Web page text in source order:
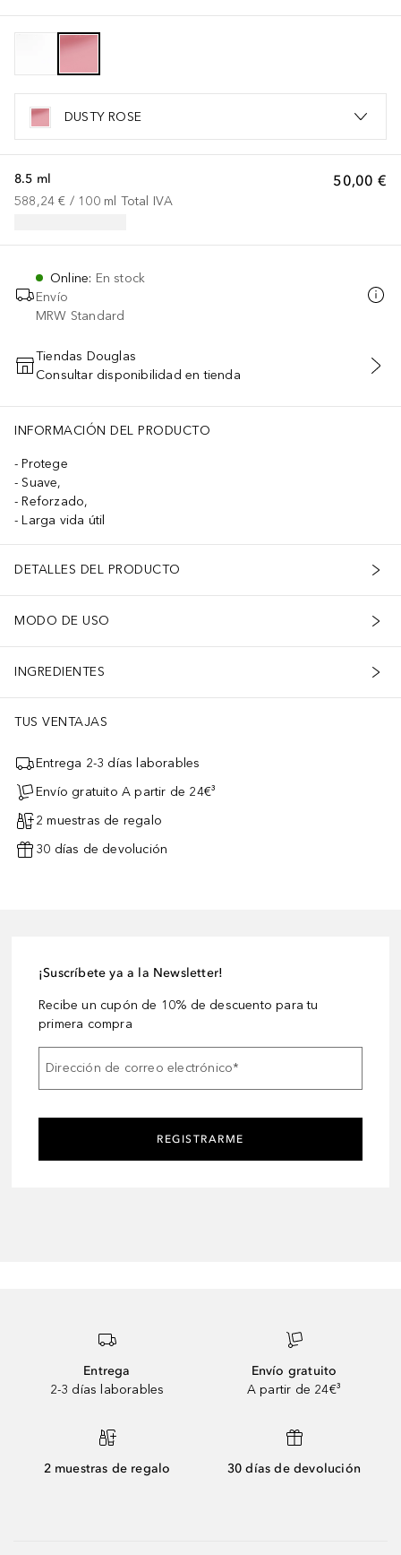
DUSTY ROSE
50,00 €
8.5 ml
588,24 € / 100 ml Total IVA
Online: En stock
Envío
MRW Standard
AÑADIR AL CARRITO
Tiendas Douglas
Consultar disponibilidad en tienda
INFORMACIÓN DEL PRODUCTO
Protege
Suave,
Reforzado,
Larga vida útil
DETALLES DEL PRODUCTO
MODO DE USO
INGREDIENTES
TUS VENTAJAS
Entrega 2-3 días laborables
Envío gratuito A partir de 24€³
2 muestras de regalo
30 días de devolución
¡Suscríbete ya a la Newsletter!
Recibe un cupón de 10% de descuento para tu
primera compra
Dirección de correo electrónico*
REGISTRARME
Entrega
2-3 días laborables
Envío gratuito
A partir de 24€³
2 muestras de regalo 30 días de devolución